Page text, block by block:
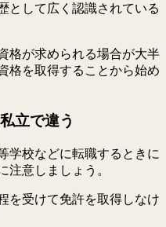
として広く認識されている
格が求められる場合が大半
格を取得することから始め
立で違う
学校などに転職するときに
注意しましょう。
を受けて免許を取得しなけ